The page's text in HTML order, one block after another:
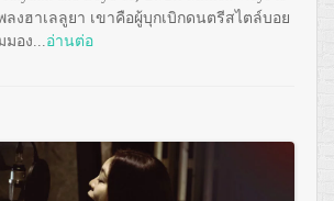
ลงฮาเลลูยา เขาคือผู้บุกเบิกดนตรีสไตล์บอย
อง... อ่านต่อ